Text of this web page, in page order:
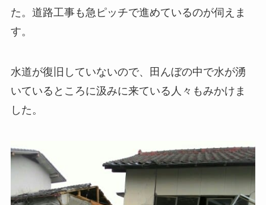
た。道路工事も急ピッチで進めているのが伺えま
す。
水道が復旧していないので、田んぼの中で水が湧
いているところに汲みに来ている人々もみかけま
した。